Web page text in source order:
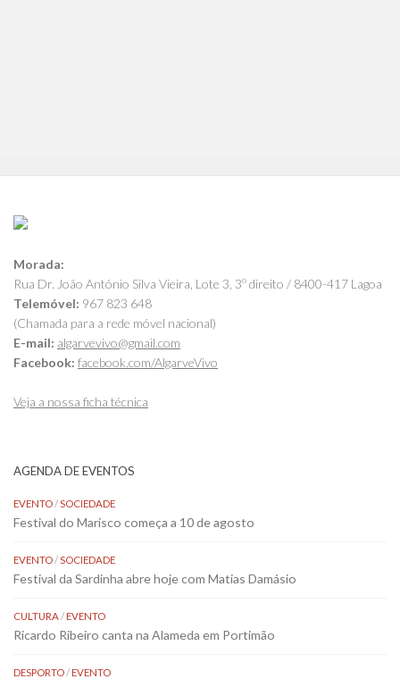
Morada:
Rua Dr. João António Silva Vieira, Lote 3, 3º direito / 8400-417 Lagoa
Telemóvel: 967 823 648
(Chamada para a rede móvel nacional)
E-mail: algarvevivo@gmail.com
Facebook: facebook.com/AlgarveVivo
Veja a nossa ficha técnica
AGENDA DE EVENTOS
EVENTO / SOCIEDADE
Festival do Marisco começa a 10 de agosto
EVENTO / SOCIEDADE
Festival da Sardinha abre hoje com Matias Damásio
CULTURA /EVENTO
Ricardo Ribeiro canta na Alameda em Portimão
DESPORTO /EVENTO